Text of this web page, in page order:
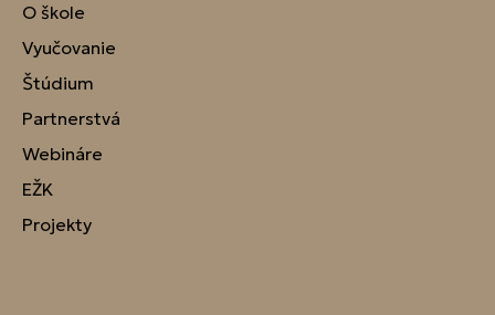
O škole
Vyučovanie
Štúdium
Partnerstvá
Webináre
EŽK
Projekty